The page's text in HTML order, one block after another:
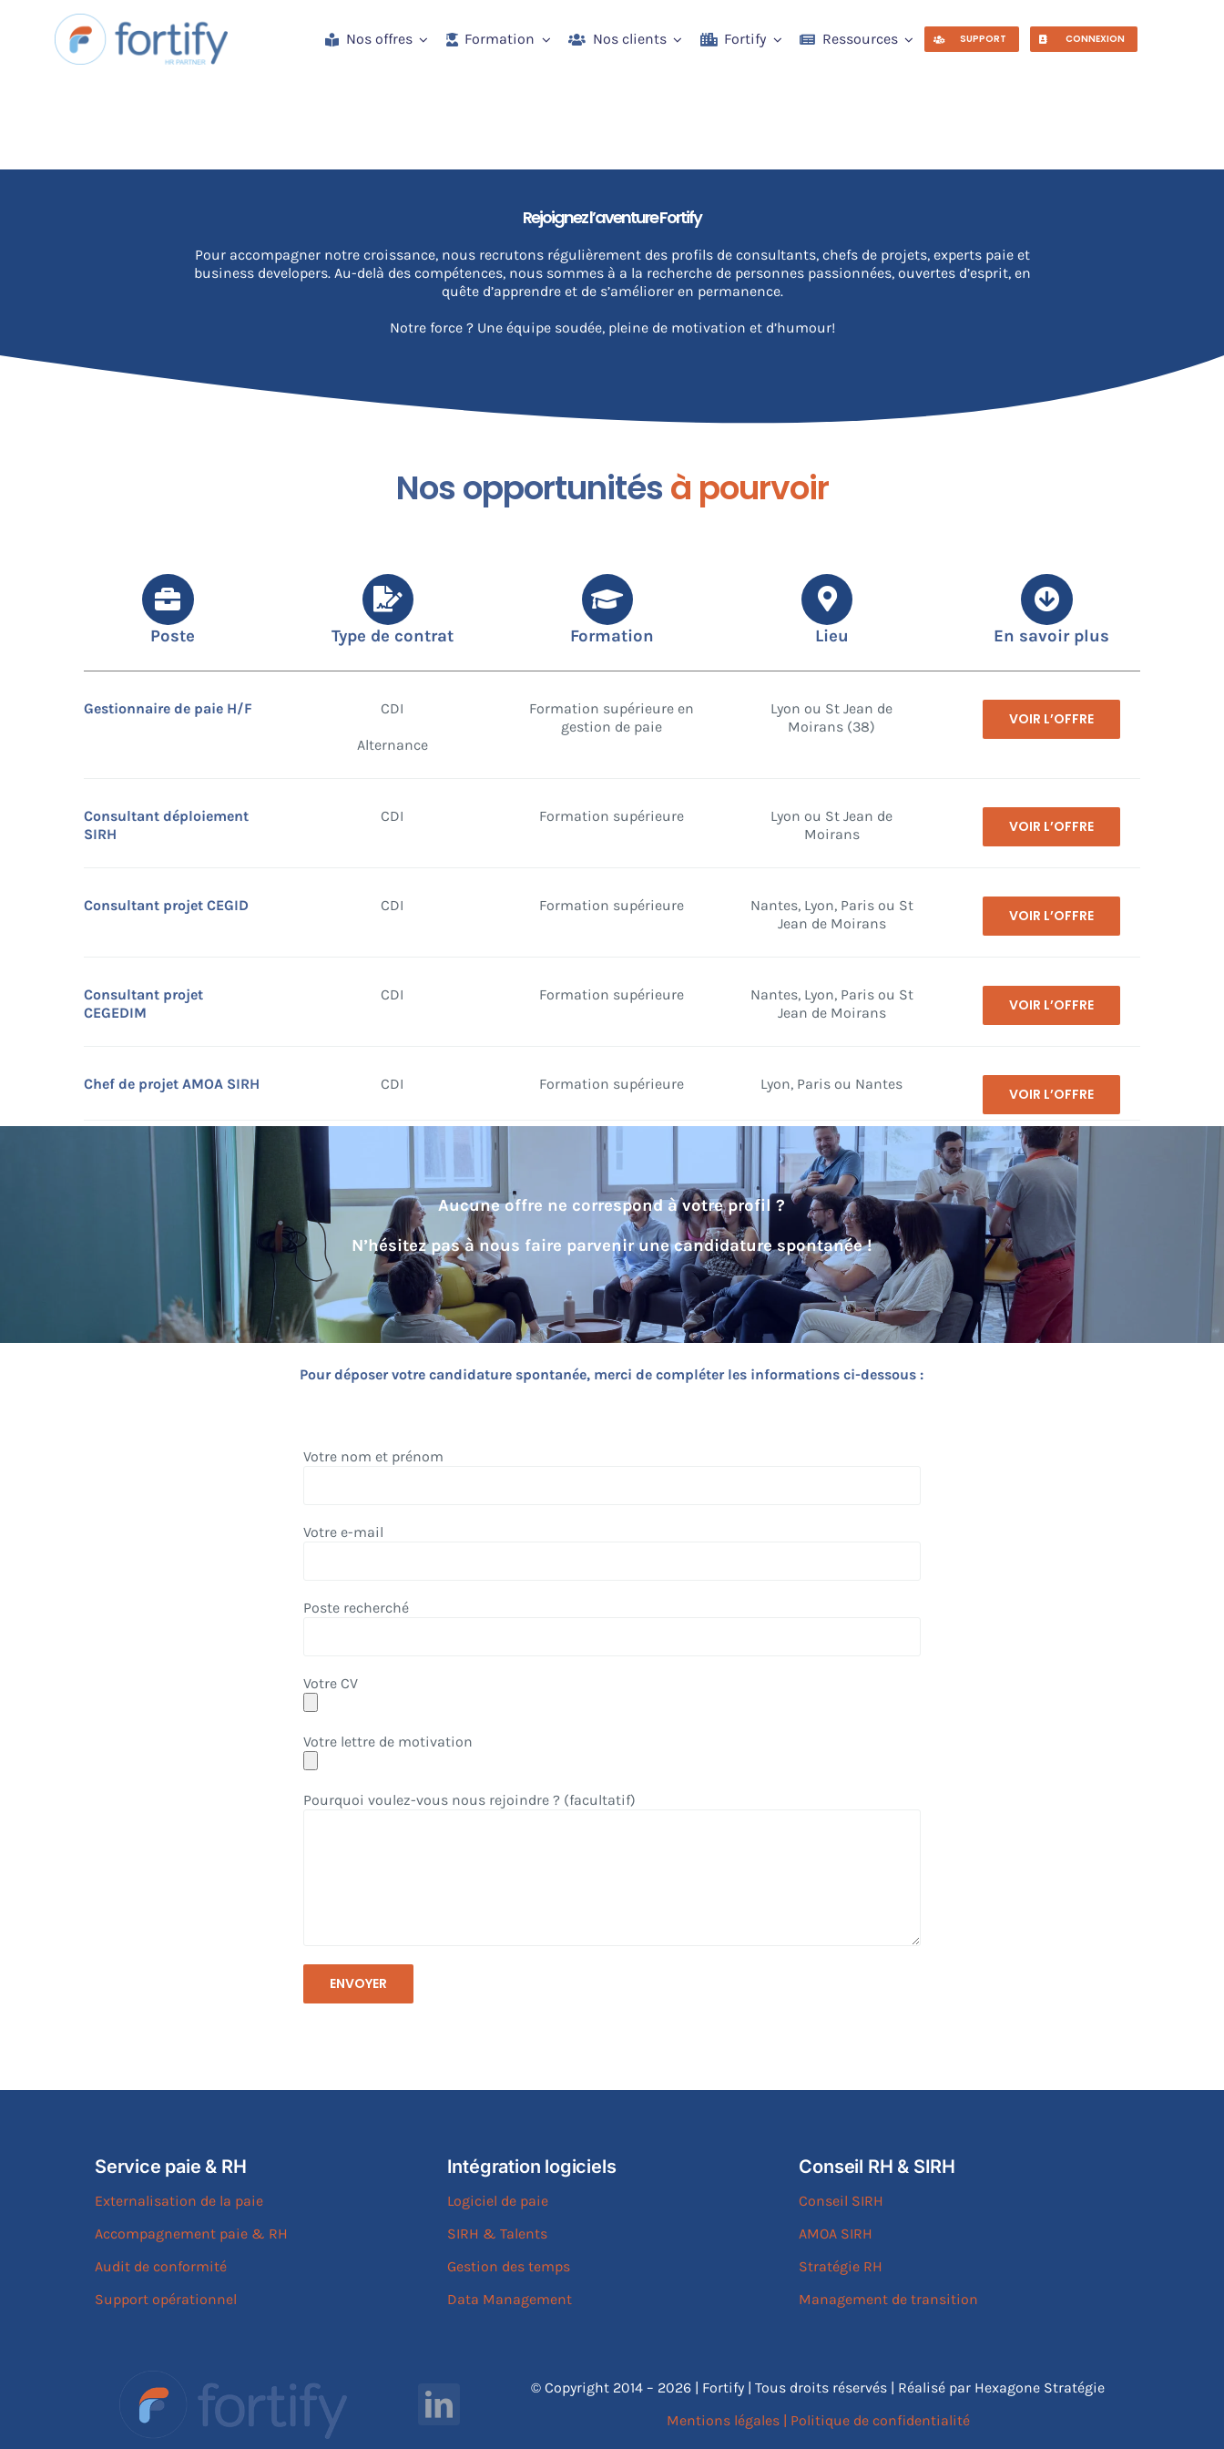
Nos offres Formation Nos clients Fortify Ressources SUPPORT CONNEXION
Rejoignez l’aventure Fortify
Pour accompagner notre croissance, nous recrutons régulièrement des profils de consultants, chefs de projets, experts paie et
business developers. Au-delà des compétences, nous sommes à a la recherche de personnes passionnées, ouvertes d’esprit, en
quête d’apprendre et de s’améliorer en permanence.
Notre force ? Une équipe soudée, pleine de motivation et d’humour!
Nos opportunitésà pourvoir
Poste Type de contrat Formation Lieu En savoir plus
Gestionnaire de paie H/F CDI
Alternance
Formation supérieure en
gestion de paie
Lyon ou St Jean de
Moirans (38)
VOIR L’OFFRE
Consultant déploiement
SIRH
CDI Formation supérieure
Lyon ou St Jean de
Moirans
VOIR L’OFFRE
Consultant projet CEGID CDI Formation supérieure
Nantes, Lyon, Paris ou St
Jean de Moirans
VOIR L’OFFRE
Consultant projet
CEGEDIM
CDI Formation supérieure
Nantes, Lyon, Paris ou St
Jean de Moirans
VOIR L’OFFRE
Chef de projet AMOA SIRH CDI Formation supérieure Lyon, Paris ou Nantes
VOIR L’OFFRE
Aucune offre ne correspond à votre profil ?
N’hésitez pas à nous faire parvenir une candidature spontanée !
Pour déposer votre candidature spontanée, merci de compléter les informations ci-dessous :
Votre nom et prénom
Votre e-mail
Poste recherché
Votre CV
Votre lettre de motivation
Pourquoi voulez-vous nous rejoindre ? (facultatif)
Service paie & RH
Externalisation de la paie
Accompagnement paie & RH
Audit de conformité
Support opérationnel
Intégration logiciels
Logiciel de paie
SIRH & Talents
Gestion des temps
Data Management
Conseil RH & SIRH
Conseil SIRH
AMOA SIRH
Stratégie RH
Management de transition
© Copyright 2014 – 2026 | Fortify | Tous droits réservés | Réalisé par Hexagone Stratégie
Mentions légales| Politique de confidentialité